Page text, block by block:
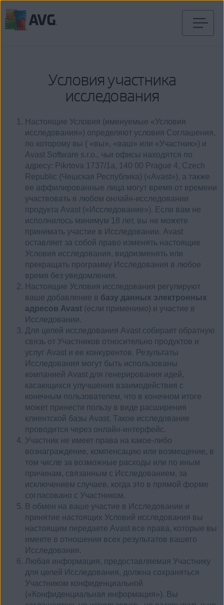
Условия участника
исследования
Настоящие Условия (именуемые «Условия
исследования») определяют условия Соглашения,
по которому вы ( «вы», «ваш» или «Участник») и
Avast Software s.r.o., чьи офисы находятся по
адресу: Pikrtova 1737/1a, 140 00 Prague 4, Czech
Republic (Чешская Республика) («Avast»), а также
ее аффилированные лица могут время от времени
участвовать в любом онлайн-исследовании
продукта Avast («Исследование»). Если вам не
исполнилось минимум 18 лет, вы не можете
принимать участие в Исследовании. Avast
оставляет за собой право изменять настоящие
Условия исследования, видоизменять или
прекращать программу Исследования в любое
время без уведомления.
Настоящие Условия исследования регулируют
ваше добавление в базу данных электронных
адресов Avast (если применимо) и участие в
Исследовании.
Для целей исследования Avast собирает обратную
связь от Участников относительно продуктов и
услуг Avast и ее конкурентов. Результаты
Исследования могут быть использованы
компанией Avast для генерирования идей,
касающихся улучшения взаимодействия с
конечным пользователем, что в конечном итоге
может принести пользу в виде расширения
клиентской базы Avast. Такое исследование
проводится через онлайн-интерфейс.
Участник не имеет права на какое-либо
вознаграждение, компенсацию или возмещение, в
том числе за возможные расходы или по иным
причинам, связанным с Исследованием, за
исключением случаев, когда это в прямой форме
согласовано с Участником.
В обмен на ваше участие в Исследовании и
принятие настоящих Условий исследования вы
настоящим передаете Avast все права, которые вы
имеете в отношении всех результатов вашего
Исследования.
Любая информация, предоставляемая Участнику
для целей Исследования, должна сохраняться
Участником конфиденциальной
(«Конфиденциальная информация»). Вы